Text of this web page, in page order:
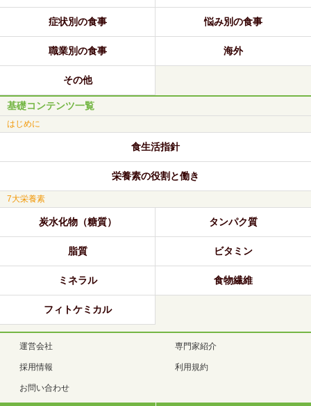
症状別の食事 悩み別の食事
職業別の食事 海外
その他
基礎コンテンツ一覧
はじめに
食生活指針
栄養素の役割と働き
7大栄養素
炭水化物（糖質） タンパク質
脂質 ビタミン
ミネラル 食物繊維
フィトケミカル
運営会社 専門家紹介
採用情報 利用規約
お問い合わせ